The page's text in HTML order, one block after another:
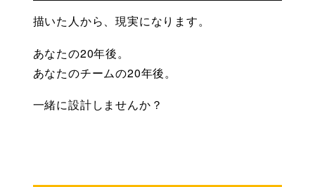
描いた人から、現実になります。
あなたの20年後。
あなたのチームの20年後。
一緒に設計しませんか？